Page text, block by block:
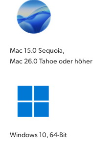
Mac 15.0 Sequoia,
Mac 26.0 Tahoe oder höher
Windows 10, 64-Bit